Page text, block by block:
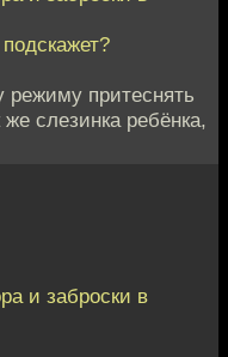
режиму притеснять
слезинка ребёнка,
и заброски в